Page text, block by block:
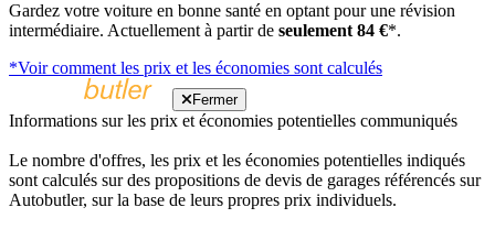
Gardez votre voiture en bonne santé en optant pour une révision
intermédiaire. Actuellement à partir de seulement 84 €*.
*Voir comment les prix et les économies sont calculés
Fermer
Informations sur les prix et économies potentielles communiqués
Le nombre d'offres, les prix et les économies potentielles indiqués
sont calculés sur des propositions de devis de garages référencés sur
Autobutler, sur la base de leurs propres prix individuels.